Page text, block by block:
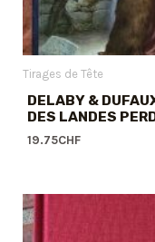
Tirages de Tête
DELABY &
DES LANDES
19.75CHF